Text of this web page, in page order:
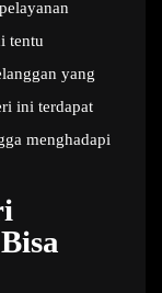
tentu
yang
ini terdapat
menghadapi